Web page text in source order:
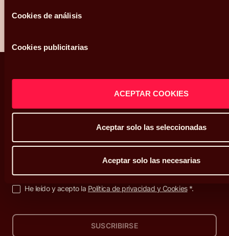
Cookies de análisis
Cookies publicitarias
ACEPTAR COOKIES
Aceptar solo las seleccionadas
Aceptar solo las necesarias
Decisiones que enriquecen tu vida
Suscríbete a nuestra newsletter
He leído y acepto la Política de privacidad y Cookies*.
SUSCRIBIRSE